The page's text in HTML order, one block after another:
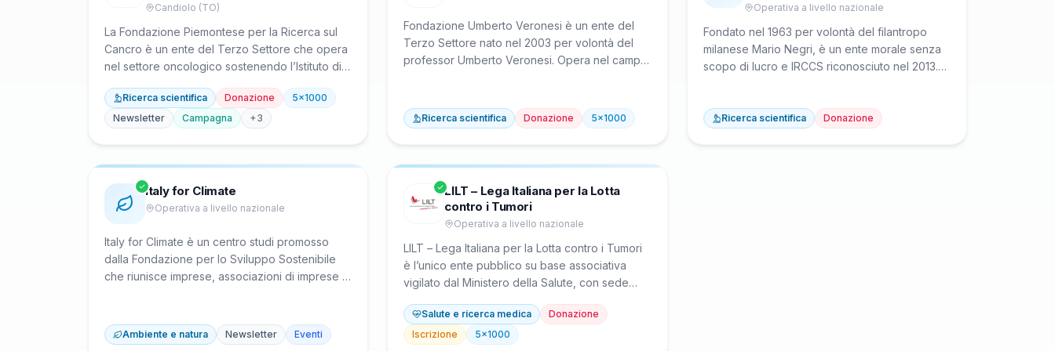
e ambientale verso uno sviluppo sostenibile.
Candiolo (TO)
La Fondazione Piemontese per la Ricerca sul
Cancro è un ente del Terzo Settore che opera
nel settore oncologico sostenendo l’Istituto di
all’avanguardia. Nata nel 1986, promuove la
ricerca sperimentale e clinica sul cancro, lo
italiano interamente realizzato grazie al
sostegno di donatori privati.
Ricerca scientifica Donazione
5x1000
Newsletter
Campagna +3
Fondazione Umberto Veronesi è un ente del
Terzo Settore nato nel 2003 per volontà del
professor Umberto Veronesi. Opera nel campo
prevenzione attraverso campagne di
sensibilizzazione e divulgazione scientifica. La
scienza basata sull'evidenza per migliorare la
salute pubblica.
Ricerca scientifica Donazione 5x1000
Operativa a livello nazionale
Fondato nel 1963 per volontà del filantropo
milanese Mario Negri, è un ente morale senza
scopo di lucro e IRCCS riconosciuto nel 2013.
scoperte e pubblica gratuitamente i risultati su
Ricerca scientifica Donazione
Italy for Climate
Operativa a livello nazionale
Italy for Climate è un centro studi promosso
dalla Fondazione per lo Sviluppo Sostenibile
che riunisce imprese, associazioni di imprese e
transizione climatica elaborando report, analisi
dati e proposte di policy, tra cui la Roadmap
Ambiente e natura Newsletter Eventi
LILT – Lega Italiana per la Lotta
contro i Tumori
Operativa a livello nazionale
LILT – Lega Italiana per la Lotta contro i Tumori
è l’unico ente pubblico su base associativa
vigilato dal Ministero della Salute, con sede
provinciali e metropolitane. Opera nel settore
oncologico diffondendo la cultura della
Salute e ricerca medica
Donazione
Iscrizione
5x1000